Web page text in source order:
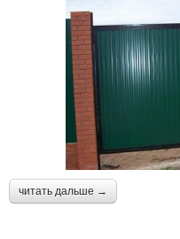
читать дальше →